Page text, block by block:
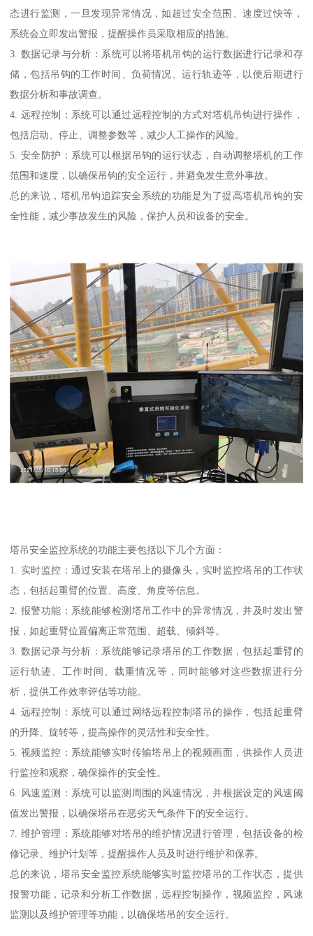
态进行监测，一旦发现异常情况，如超过安全范围、速度过快等，
系统会立即发出警报，提醒操作员采取相应的措施。
3. 数据记录与分析：系统可以将塔机吊钩的运行数据进行记录和存
储，包括吊钩的工作时间、负荷情况、运行轨迹等，以便后期进行
数据分析和事故调查。
4. 远程控制：系统可以通过远程控制的方式对塔机吊钩进行操作，
包括启动、停止、调整参数等，减少人工操作的风险。
5. 安全防护：系统可以根据吊钩的运行状态，自动调整塔机的工作
范围和速度，以确保吊钩的安全运行，并避免发生意外事故。
总的来说，塔机吊钩追踪安全系统的功能是为了提高塔机吊钩的安
全性能，减少事故发生的风险，保护人员和设备的安全。
塔吊安全监控系统的功能主要包括以下几个方面：
1. 实时监控：通过安装在塔吊上的摄像头，实时监控塔吊的工作状
态，包括起重臂的位置、高度、角度等信息。
2. 报警功能：系统能够检测塔吊工作中的异常情况，并及时发出警
报，如起重臂位置偏离正常范围、超载、倾斜等。
3. 数据记录与分析：系统能够记录塔吊的工作数据，包括起重臂的
运行轨迹、工作时间、载重情况等，同时能够对这些数据进行分
析，提供工作效率评估等功能。
4. 远程控制：系统可以通过网络远程控制塔吊的操作，包括起重臂
的升降、旋转等，提高操作的灵活性和安全性。
5. 视频监控：系统能够实时传输塔吊上的视频画面，供操作人员进
行监控和观察，确保操作的安全性。
6. 风速监测：系统可以监测周围的风速情况，并根据设定的风速阈
值发出警报，以确保塔吊在恶劣天气条件下的安全运行。
7. 维护管理：系统能够对塔吊的维护情况进行管理，包括设备的检
修记录、维护计划等，提醒操作人员及时进行维护和保养。
总的来说，塔吊安全监控系统能够实时监控塔吊的工作状态，提供
报警功能，记录和分析工作数据，远程控制操作，视频监控，风速
监测以及维护管理等功能，以确保塔吊的安全运行。